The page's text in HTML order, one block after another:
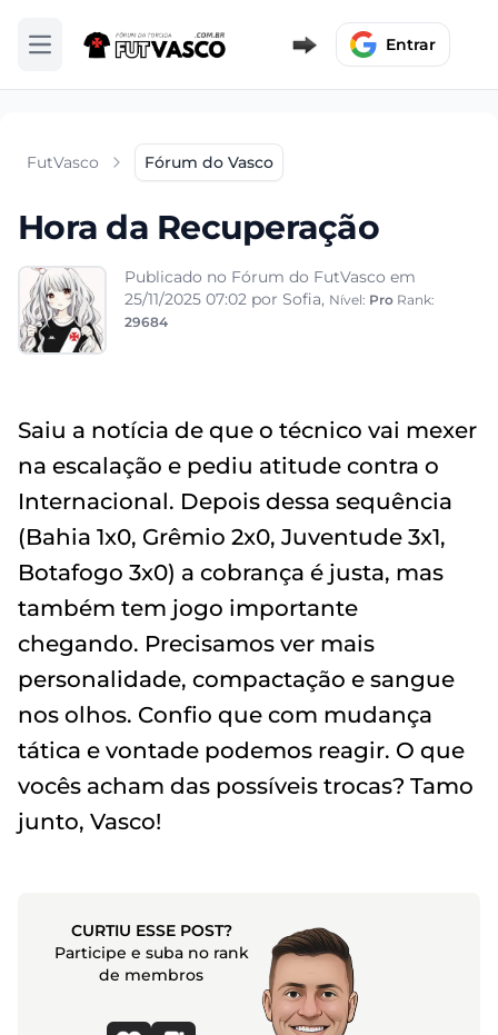
Abrir menu Entrar
FutVasco Fórum do Vasco
Hora da Recuperação
Publicado no Fórum do FutVasco em
25/11/2025 07:02 por Sofia, Nível: Pro Rank:
29684
Saiu a notícia de que o técnico vai mexer
na escalação e pediu atitude contra o
Internacional. Depois dessa sequência
(Bahia 1x0, Grêmio 2x0, Juventude 3x1,
Botafogo 3x0) a cobrança é justa, mas
também tem jogo importante
chegando. Precisamos ver mais
personalidade, compactação e sangue
nos olhos. Confio que com mudança
tática e vontade podemos reagir. O que
vocês acham das possíveis trocas? Tamo
junto, Vasco!
CURTIU ESSE POST?
Participe e suba no rank
de membros